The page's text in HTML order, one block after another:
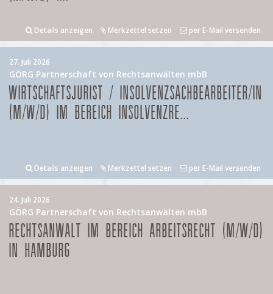
Details anzeigen Merkzettel setzen per E-Mail versenden
27. Juli 2026
GÖRG Partnerschaft von Rechtsanwälten mbB
WIRTSCHAFTSJURIST / INSOLVENZSACHBEARBEITER/IN
(M/W/D) IM BEREICH INSOLVENZRE...
Details anzeigen Merkzettel setzen per E-Mail versenden
24. Juli 2026
GÖRG Partnerschaft von Rechtsanwälten mbB
RECHTSANWALT IM BEREICH ARBEITSRECHT (M/W/D)
IN HAMBURG